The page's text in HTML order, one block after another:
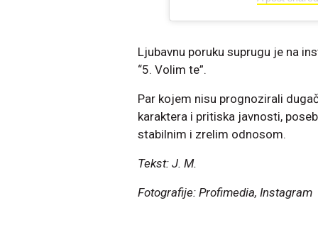
Ljubavnu poruku suprugu je na
“5. Volim te”.
Par kojem nisu prognozirali
karaktera i pritiska javnosti,
stabilnim i zrelim odnosom.
Tekst: J. M.
Fotografije: Profimedia, Instagram